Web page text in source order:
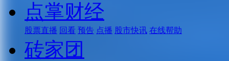
点掌财经
股票直播 回看 预告 点播 股市快讯 在线帮助
砖家团